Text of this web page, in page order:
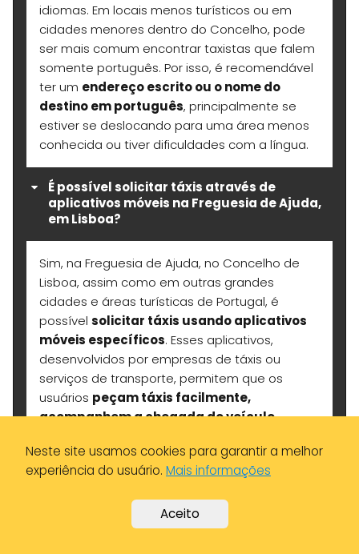
idiomas. Em locais menos turísticos ou em
cidades menores dentro do Concelho, pode
ser mais comum encontrar taxistas que falem
somente português. Por isso, é recomendável
ter um endereço escrito ou o nome do
destino em português, principalmente se
estiver se deslocando para uma área menos
conhecida ou tiver dificuldades com a língua.
É possível solicitar táxis através de
aplicativos móveis na Freguesia de Ajuda,
em Lisboa?
Sim, na Freguesia de Ajuda, no Concelho de
Lisboa, assim como em outras grandes
cidades e áreas turísticas de Portugal, é
possível solicitar táxis usando aplicativos
móveis específicos. Esses aplicativos,
desenvolvidos por empresas de táxis ou
serviços de transporte, permitem que os
usuários peçam táxis facilmente,
acompanhem a chegada do veículo,
paguem diretamente pelo app.
e oferece uma maneiraconveniente e eficaz
para usuários que buscam um transporte
Neste site usamos cookies para garantir a melhor
experiência do usuário. Mais informações
Aceito